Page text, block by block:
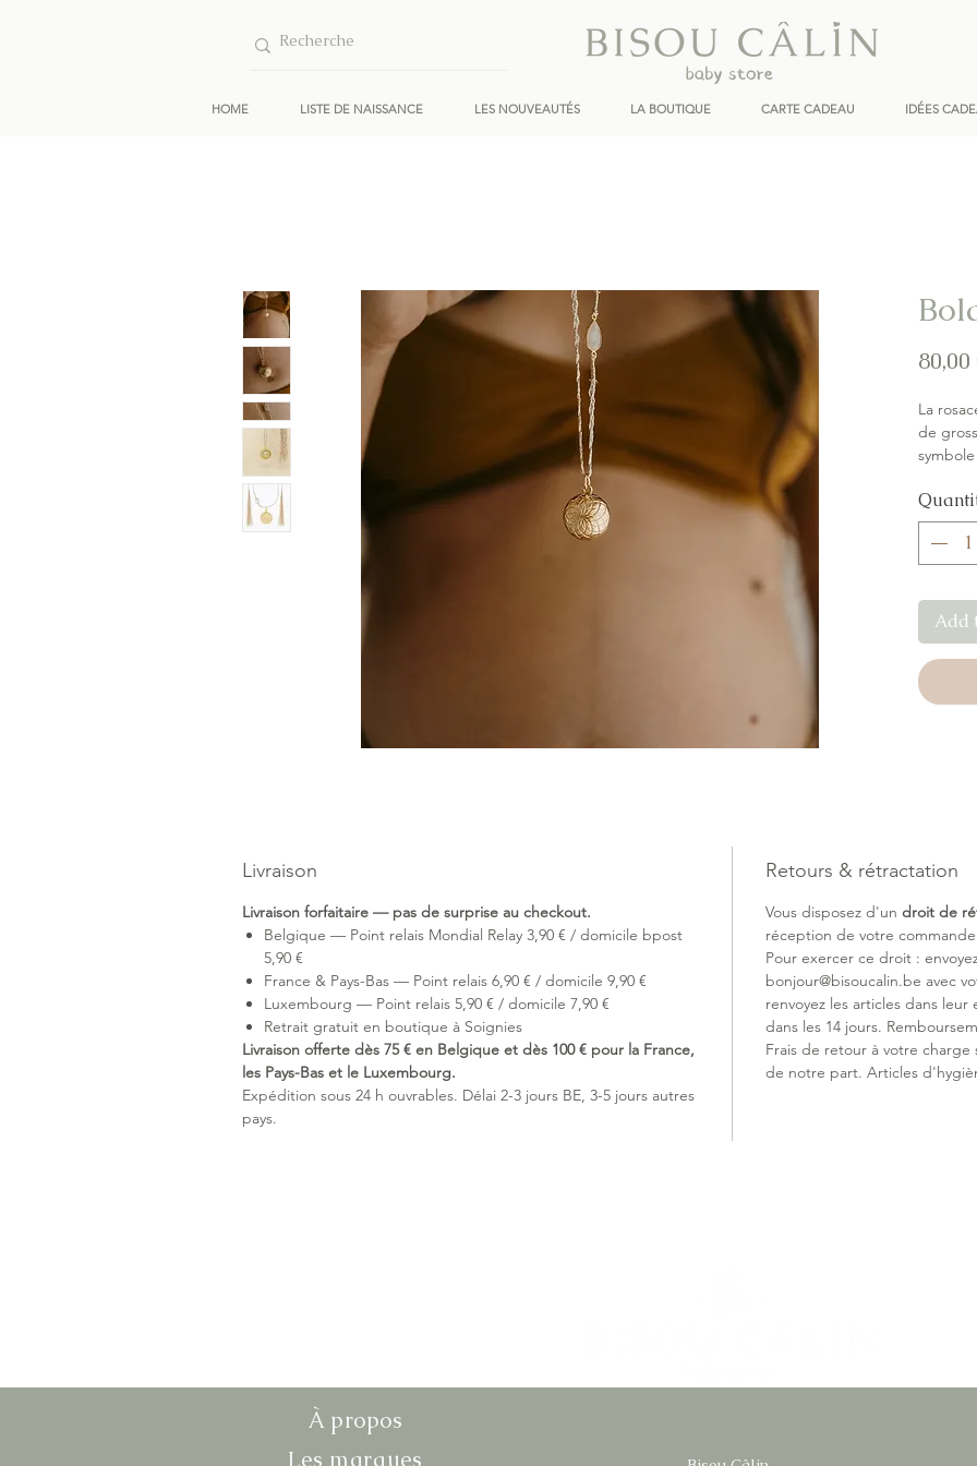
HOME LISTE DE NAISSANCE LES NOUVEAUTÉS LA BOUTIQUE CARTE CADEAU IDÉES
80,00
La
de
de votre
douce
Après
Le Bola
collier,
l'aide
lorsque
Dès la
bébé
mélodie
Add
Livraison
Livraison forfaitaire — pas de surprise au checkout.
Belgique — Point relais Mondial Relay 3,90 € / domicile bpost
5,90 €
France & Pays-Bas — Point relais 6,90 € / domicile 9,90 €
Luxembourg — Point relais 5,90 € / domicile 7,90 €
Retrait gratuit en boutique à Soignies
Livraison offerte dès 75 € en Belgique et dès 100 € pour la France,
les Pays-Bas et le Luxembourg.
Expédition sous 24 h ouvrables. Délai 2-3 jours BE, 3-5 jours autres
pays.
Retours & rétractation
Vous disposez d'un droit de
réception de votre
Pour exercer ce droit :
bonjour@bisoucalin.be avec
renvoyez les articles dans
dans les 14 jours.
Frais de retour à votre
de notre part. Articles
À propos
Les marques